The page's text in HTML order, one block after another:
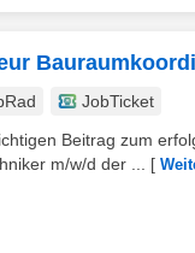
JobTicket
Beitrag zum
m/w/d der ...
[